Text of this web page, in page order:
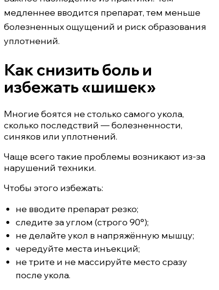
медленнее вводится препарат, тем меньше
болезненных ощущений и риск образования
уплотнений.
Как снизить боль и
избежать «шишек»
Многие боятся не столько самого укола,
сколько последствий — болезненности,
синяков или уплотнений.
Чаще всего такие проблемы возникают из-за
нарушений техники.
Чтобы этого избежать:
не вводите препарат резко;
следите за углом (строго 90°);
не делайте укол в напряжённую мышцу;
чередуйте места инъекций;
не трите и не массируйте место сразу
после укола.